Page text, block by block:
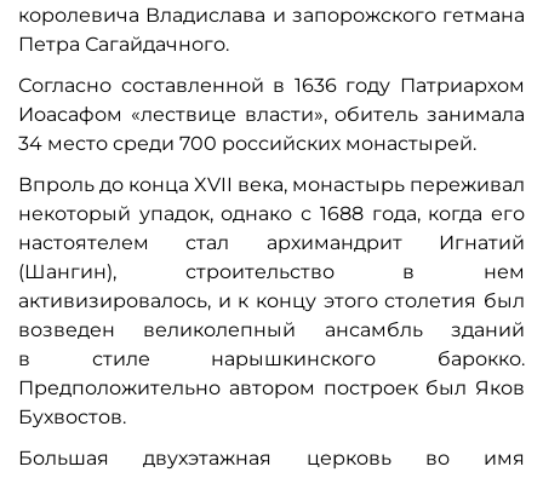
королевича Владислава и запорожского гетмана
Петра Сагайдачного.
Согласно составленной в 1636 году Патриархом
Иоасафом «лествице власти», обитель занимала
34 место среди 700 российских монастырей.
Впроль до конца XVII века, монастырь переживал
некоторый упадок, однако с 1688 года, когда его
настоятелем стал архимандрит Игнатий
(Шангин), строительство в нем
активизировалось, и к концу этого столетия был
возведен великолепный ансамбль зданий
в стиле нарышкинского барокко.
Предположительно автором построек был Яков
Бухвостов.
Большая двухэтажная церковь во имя